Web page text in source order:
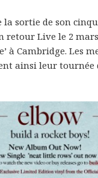
la sortie de son
retour Live le 2
à Cambridge. Les
ainsi leur tournée